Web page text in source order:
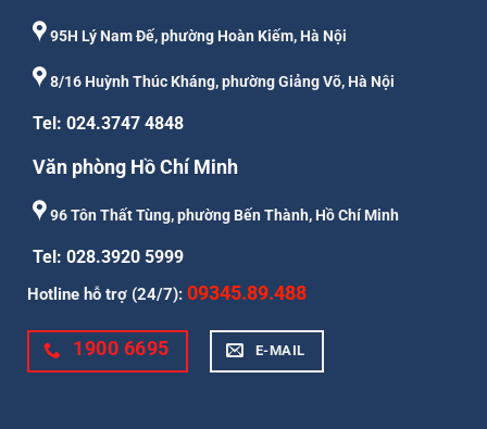
95H Lý Nam Đế, phường Hoàn Kiếm, Hà Nội
8/16 Huỳnh Thúc Kháng, phường Giảng Võ, Hà Nội
Tel: 024.3747 4848
Văn phòng Hồ Chí Minh
96 Tôn Thất Tùng, phường Bến Thành, Hồ Chí Minh
Tel: 028.3920 5999
Hotline hỗ trợ (24/7): 09345.89.488
1900 6695 E-MAIL